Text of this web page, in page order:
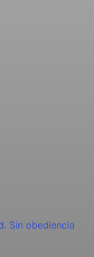
Sin obediencia